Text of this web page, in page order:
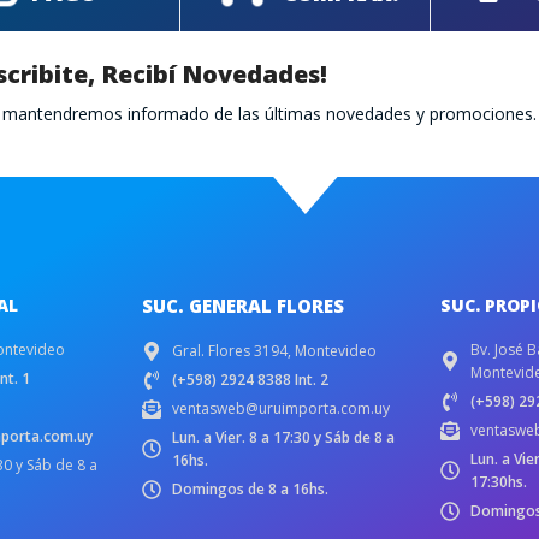
Recibí Novedades!
informado de las últimas novedades y promociones.
1
y Sáb de 8 a
SUC. GENERAL FLORES
Gral. Flores 3194, Montevideo
(+598) 2924 8388 Int. 2
ventasweb@uruimporta.com.uy
Lun. a Vier. 8 a 17:30 y Sáb de 8 a
16hs.
Domingos de 8 a 16hs.
SUC.
Bv. José
(+598)
Lun. a
17:30hs.